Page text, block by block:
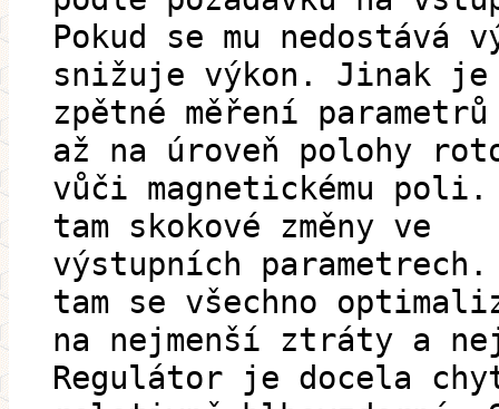
Pokud se mu nedostává
snižuje výkon. Jinak je
zpětné měření
až na úroveň polohy
vůči magnetickému
tam skokové změny ve
výstupních
tam se všechno
na nejmenší ztráty a
Regulátor je docela